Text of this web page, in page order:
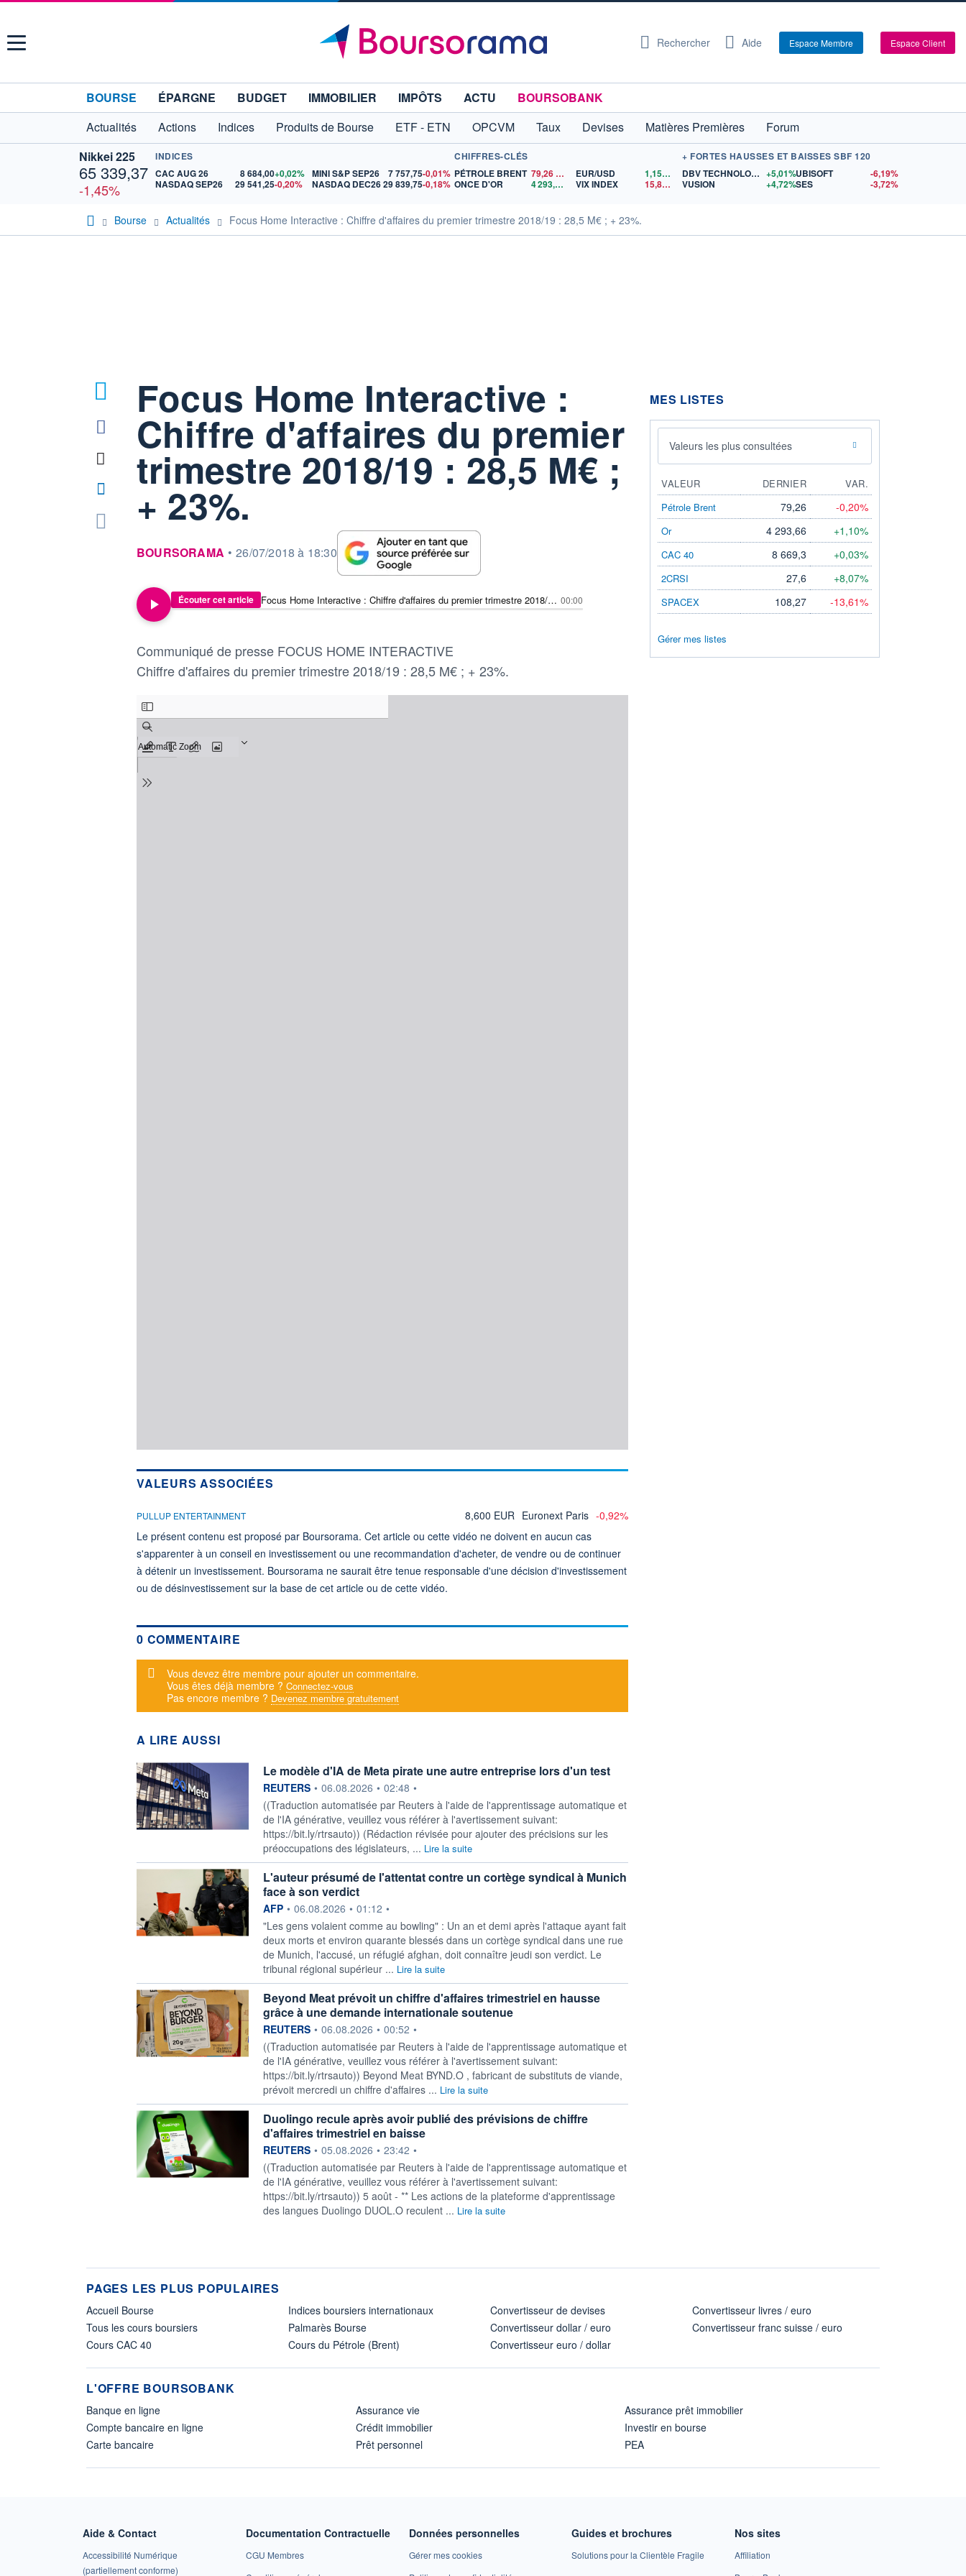
Menu Rechercher Aide Espace Membre Espace Client
BOURSE ÉPARGNE BUDGET IMMOBILIER IMPÔTS ACTU
BOURSOBANK
Actualités
Actions Indices Produits de Bourse ETF - ETN OPCVM Taux Devises Matières Premières
Forum
Nikkei 225
65 339,37
-1,45%
INDICES
CAC AUG 26
8 684,00+0,02%
NASDAQ SEP26
29 541,25-0,20%
MINI S&P SEP26 7 757,75-0,01%
NASDAQ DEC2629 839,75-0,18%
CHIFFRES-CLÉS
PÉTROLE BRENT 79,26
ONCE D'OR
4 293,66 $US
EUR/USD 1,1554
$US
VIX INDEX
15,81$US
+ FORTES HAUSSES ET BAISSES SBF 120
DBV TECHNOLOGIES +5,01%
VUSION
+4,72%
UBISOFT
-6,19%
SES
-3,72%
Bourse Actualités Focus Home Interactive : Chiffre d'affaires du premier trimestre 2018/19 : 28,5 M€ ; + 23%.
Focus Home Interactive :
Chiffre d'affaires du premier
trimestre 2018/19 : 28,5 M€ ;
+ 23%.
information fournie par
BOURSORAMA • 26/07/2018 à 18:30
Écouter cet article Focus Home Interactive : Chiffre d'affaires du premier trimestre 2018/19 : 28,5 M€ ; + 23%. 00:00
Communiqué de presse FOCUS HOME INTERACTIVE
Chiffre d'affaires du premier trimestre 2018/19 : 28,5 M€ ; + 23%.
VALEURS ASSOCIÉES
PULLUP ENTERTAINMENT 8,600 EUR Euronext Paris -0,92%
Le présent contenu est proposé par Boursorama. Cet article ou cette vidéo ne doivent en aucun cas
s'apparenter à un conseil en investissement ou une recommandation d'acheter, de vendre ou de continuer
à détenir un investissement. Boursorama ne saurait être tenue responsable d'une décision d'investissement
ou de désinvestissement sur la base de cet article ou de cette vidéo.
0 COMMENTAIRE
Message d'alerte
Vous devez être membre pour ajouter un commentaire.
Vous êtes déjà membre ? Connectez-vous
Pas encore membre ? Devenez membre gratuitement
A LIRE AUSSI
Le modèle d'IA de Meta pirate une autre entreprise lors d'un test
information fournie par
REUTERS • 06.08.2026 • 02:48 •
((Traduction automatisée par Reuters à l'aide de l'apprentissage automatique et
de l'IA générative, veuillez vous référer à l'avertissement suivant:
https://bit.ly/rtrsauto)) (Rédaction révisée pour ajouter des précisions sur les
préoccupations des législateurs, ... Lire la suite
L'auteur présumé de l'attentat contre un cortège syndical à Munich
face à son verdict
information fournie par
AFP • 06.08.2026 • 01:12 •
"Les gens volaient comme au bowling" : Un an et demi après l'attaque ayant fait
deux morts et environ quarante blessés dans un cortège syndical dans une rue
de Munich, l'accusé, un réfugié afghan, doit connaître jeudi son verdict. Le
tribunal régional supérieur ... Lire la suite
Beyond Meat prévoit un chiffre d'affaires trimestriel en hausse
grâce à une demande internationale soutenue
information fournie par
REUTERS • 06.08.2026 • 00:52 •
((Traduction automatisée par Reuters à l'aide de l'apprentissage automatique et
de l'IA générative, veuillez vous référer à l'avertissement suivant:
https://bit.ly/rtrsauto)) Beyond Meat BYND.O , fabricant de substituts de viande,
prévoit mercredi un chiffre d'affaires ... Lire la suite
Duolingo recule après avoir publié des prévisions de chiffre
d'affaires trimestriel en baisse
information fournie par
REUTERS • 05.08.2026 • 23:42 •
((Traduction automatisée par Reuters à l'aide de l'apprentissage automatique et
de l'IA générative, veuillez vous référer à l'avertissement suivant:
https://bit.ly/rtrsauto)) 5 août - ** Les actions de la plateforme d'apprentissage
des langues Duolingo DUOL.O reculent ... Lire la suite
MES LISTES
Valeurs les plus consultées
VALEUR DERNIER
VAR.
Pétrole Brent
79,26 -0,20%
Or 4 293,66 +1,10%
CAC 40 8 669,3 +0,03%
2CRSI 27,6 +8,07%
SPACEX 108,27 -13,61%
Gérer mes listes
PAGES LES PLUS POPULAIRES
Accueil Bourse
Tous les cours boursiers
Cours CAC 40
Indices boursiers internationaux
Palmarès Bourse
Cours du Pétrole (Brent)
Convertisseur de devises
Convertisseur dollar / euro
Convertisseur euro / dollar
Convertisseur livres / euro
Convertisseur franc suisse / euro
L'OFFRE BOURSOBANK
Banque en ligne
Compte bancaire en ligne
Carte bancaire
Assurance vie
Crédit immobilier
Prêt personnel
Assurance prêt immobilier
Investir en bourse
PEA
Aide & Contact
Accessibilité Numérique
(partiellement conforme)
Documentation Contractuelle
CGU Membres
Données personnelles
Gérer mes cookies
Guides et brochures
Solutions pour la Clientèle Fragile
Nos sites
Affiliation